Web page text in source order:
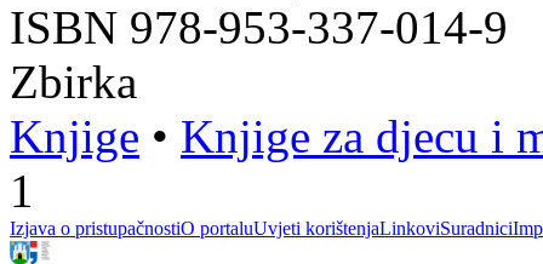
ISBN 978-953-337-014-9
Zbirka
Knjige • Knjige za djecu i
1
Izjava o pristupačnostiO portaluUvjeti korištenjaLinkoviSuradnici